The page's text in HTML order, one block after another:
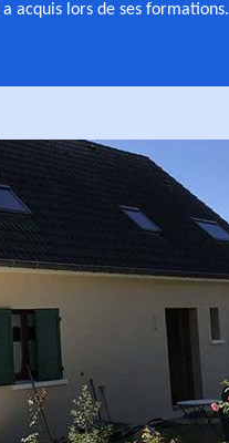
acquis lors de ses formations.